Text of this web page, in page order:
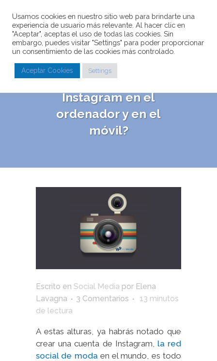
¿Cómo crear una
cuenta de
Instagram en el
ordenador y en el
móvil?
Escrito en Social Media por Elena
Lavagna
3 Comentarios 13 minutos
de lectura
A estas alturas, ya habrás notado que
crear una cuenta de Instagram, la red
social de moda en el mundo, es todo
Usamos cookies en nuestro sitio web para brindarte una
experiencia de usuario más relevante. Al hacer clic en
"Aceptar", aceptas el uso de todas las cookies. Sin
embargo, puedes visitar "Settings" para poder proporcionar
un consentimiento de las cookies más controlado.
Aceptar Cookies Settings